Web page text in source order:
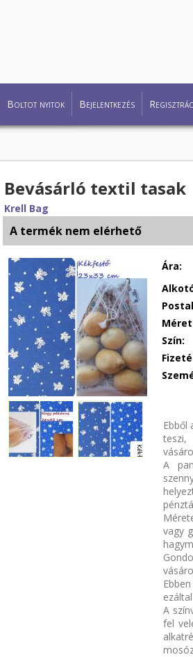
Boltot nyitok Bejelentkezés
Bevásárló textil tasak
Krell Bag
A termék nem elérhető
Ára:
Szín:
Ebből
A
vagy
A
fel